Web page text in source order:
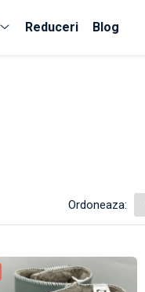
Reduceri Blog
Ordoneaza: